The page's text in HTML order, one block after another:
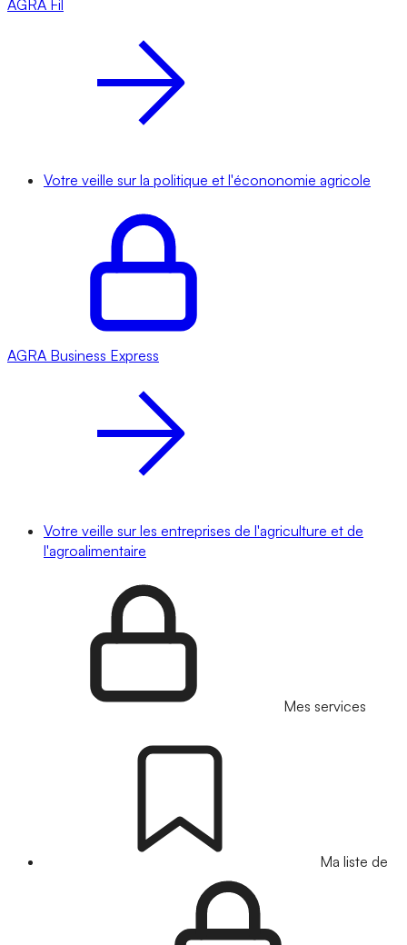
AGRA Fil
Votre veille sur la politique et l'écononomie agricole
AGRA Business Express
Votre veille sur les entreprises de l'agriculture et de
l'agroalimentaire
Mes services
Ma liste de